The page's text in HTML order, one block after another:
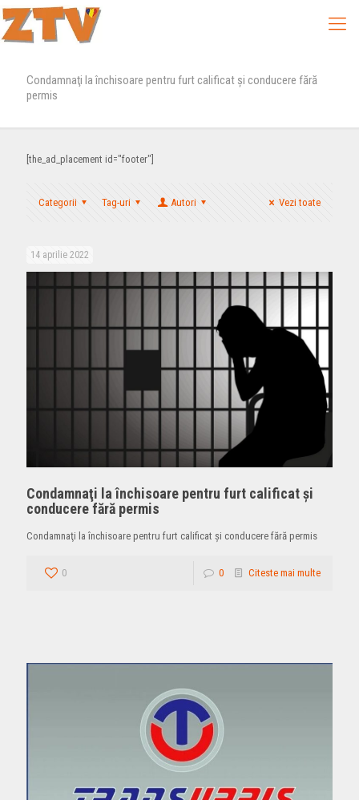
Condamnaţi la închisoare pentru furt calificat şi conducere fără
permis
[the_ad_placement id="footer"]
Categorii Tag-uri Autori Vezi toate
14 aprilie 2022
Condamnaţi la închisoare pentru furt calificat şi
conducere fără permis
Condamnaţi la închisoare pentru furt calificat şi conducere fără permis
0 0 Citeste mai multe